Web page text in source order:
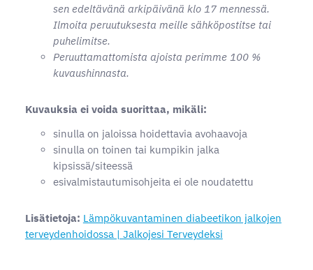
sen edeltävänä arkipäivänä klo 17 mennessä.
Ilmoita peruutuksesta meille sähköpostitse tai
puhelimitse.
Peruuttamattomista ajoista perimme 100 %
kuvaushinnasta.
Kuvauksia ei voida suorittaa, mikäli:
sinulla on jaloissa hoidettavia avohaavoja
sinulla on toinen tai kumpikin jalka
kipsissä/siteessä
esivalmistautumisohjeita ei ole noudatettu
Lisätietoja: Lämpökuvantaminen diabeetikon jalkojen
terveydenhoidossa | Jalkojesi Terveydeksi